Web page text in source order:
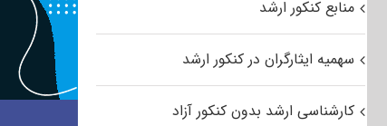
منابع کنکور ارشد
سهمیه ایثارگران در کنکور ارشد
کارشناسی ارشد بدون کنکور آزاد